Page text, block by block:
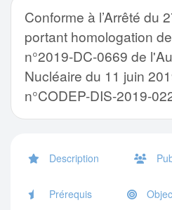
Conforme à l’Arrêté du
portant homologation
n°2019-DC-0669 de
Nucléaire du 11 juin
n°CODEP-DIS-2019-
Description
Prérequis